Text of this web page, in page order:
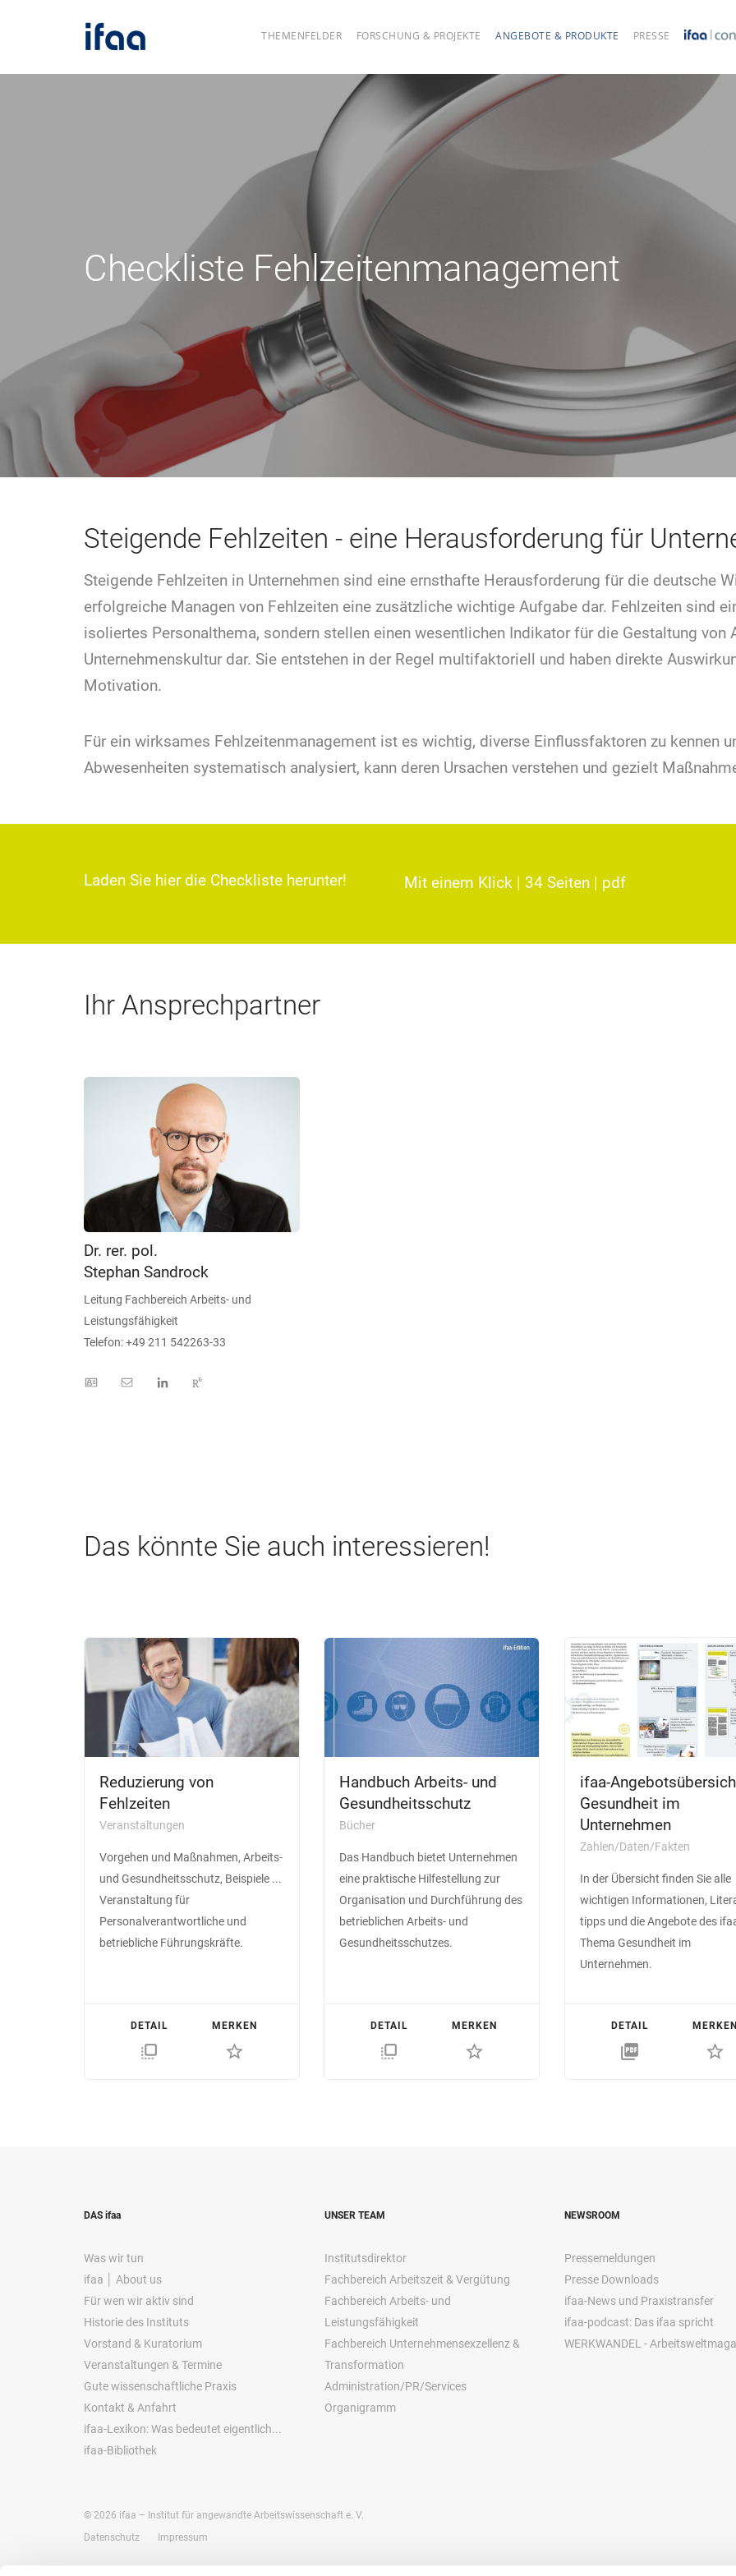
THEMENFELDER FORSCHUNG & PROJEKTE ANGEBOTE & PRODUKTE PRESSE
Checkliste Fehlzeitenmanagement
Steigende Fehlzeiten - eine Herausforderung für
Steigende Fehlzeiten in Unternehmen sind eine ernsthafte Herausforderung für die deutsche
erfolgreiche Managen von Fehlzeiten eine zusätzliche wichtige Aufgabe dar. Fehlzeiten sind
isoliertes Personalthema, sondern stellen einen wesentlichen Indikator für die Gestaltung von
Unternehmenskultur dar. Sie entstehen in der Regel multifaktoriell und haben direkte
Motivation.
Für ein wirksames Fehlzeitenmanagement ist es wichtig, diverse Einflussfaktoren zu kennen
Abwesenheiten systematisch analysiert, kann deren Ursachen verstehen und gezielt
Laden Sie hier die Checkliste herunter! Mit einem Klick | 34 Seiten | pdf
Ihr Ansprechpartner
Dr. rer. pol.
Stephan Sandrock
Leitung Fachbereich Arbeits- und
Leistungsfähigkeit
Telefon: +49 211 542263-33
Das könnte Sie auch interessieren!
Reduzierung von
Fehlzeiten
Veranstaltungen
Vorgehen und Maßnahmen, Arbeits-
und Gesundheitsschutz, Beispiele ...
Veranstaltung für
Personalverantwortliche und
betriebliche Führungskräfte.
DETAIL
flip_to_front
MERKEN
star_border
Handbuch Arbeits- und
Gesundheitsschutz
Bücher
Das Handbuch bietet Unternehmen
eine praktische Hilfestellung zur
Organisation und Durchführung des
betrieblichen Arbeits- und
Gesundheitsschutzes.
DETAIL
flip_to_front
MERKEN
star_border
ifaa-
Gesundheit im
Unternehmen
Zahlen/Daten/Fakten
In der Übersicht finden Sie alle
wichtigen Informa­tionen,
tipps und die Angebote des
Thema Gesundheit im
Unternehmen.
DETAIL
picture_as_pdf
MERKEN
star_border
DAS ifaa
Was wir tun
ifaa │ About us
Für wen wir aktiv sind
Historie des Instituts
Vorstand & Kuratorium
Veranstaltungen & Termine
Gute wissenschaftliche Praxis
Kontakt & Anfahrt
ifaa-Lexikon: Was bedeutet eigentlich...
ifaa-Bibliothek
UNSER TEAM
Institutsdirektor
Fachbereich Arbeitszeit & Vergütung
Fachbereich Arbeits- und
Leistungsfähigkeit
Fachbereich Unternehmensexzellenz &
Transformation
Administration/PR/Services
Organigramm
NEWSROOM
Pressemeldungen
Presse Downloads
ifaa-News und Praxistransfer
ifaa-podcast: Das ifaa spricht
WERKWANDEL -
© 2026 ifaa – Institut für angewandte Arbeitswissenschaft e. V.
Datenschutz
Impressum